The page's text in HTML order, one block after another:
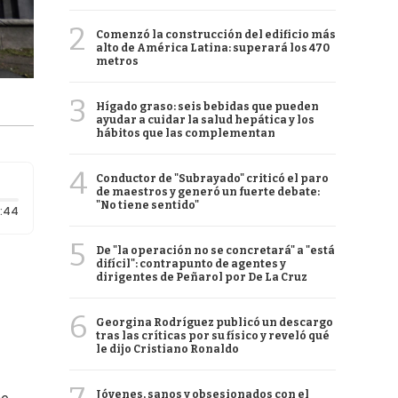
Duración: 44 segundos
2
Comenzó la construcción del edificio más
alto de América Latina: superará los 470
metros
3
Hígado graso: seis bebidas que pueden
ayudar a cuidar la salud hepática y los
hábitos que las complementan
4
Conductor de "Subrayado" criticó el paro
de maestros y generó un fuerte debate:
"No tiene sentido"
5
De "la operación no se concretará" a "está
difícil": contrapunto de agentes y
dirigentes de Peñarol por De La Cruz
6
Georgina Rodríguez publicó un descargo
tras las críticas por su físico y reveló qué
le dijo Cristiano Ronaldo
Jóvenes, sanos y obsesionados con el